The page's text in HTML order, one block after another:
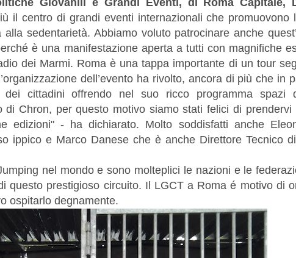
Giovanili e Grandi Eventi, di Roma Capitale,
il centro di grandi eventi internazionali che promuovono
sedentarietà. Abbiamo voluto patrocinare anche
è una manifestazione aperta a tutti con magnifiche
dei Marmi. Roma è una tappa importante di un tour
dell’evento ha rivolto, ancora di più che in
dei cittadini offrendo nel suo ricco programma spazi
di Chron, per questo motivo siamo stati felici di prendervi
edizioni" - ha dichiarato. Molto soddisfatti anche
ippico e Marco Danese che è anche Direttore Tecnico
nel mondo e sono molteplici le nazioni e le
questo prestigioso circuito. Il LGCT a Roma é motivo di
ospitarlo degnamente.